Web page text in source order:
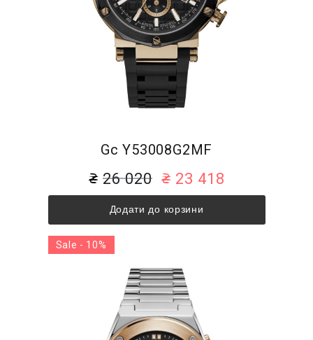
Gc Y53008G2MF
26 020 23 418
Додати до корзини
Sale - 10%